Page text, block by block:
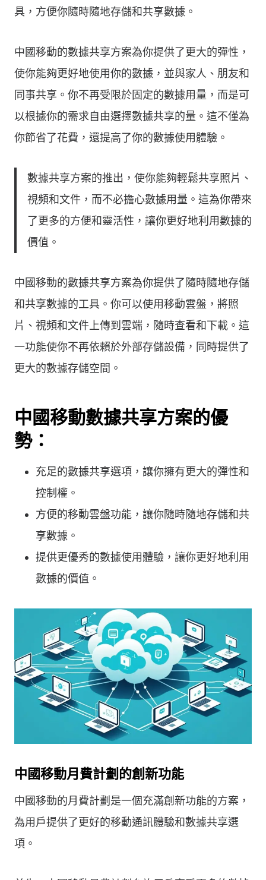
具，方便你隨時隨地存儲和共享數據。
中國移動的數據共享方案為你提供了更大的彈性，
使你能夠更好地使用你的數據，並與家人、朋友和
同事共享。你不再受限於固定的數據用量，而是可
以根據你的需求自由選擇數據共享的量。這不僅為
你節省了花費，還提高了你的數據使用體驗。
數據共享方案的推出，使你能夠輕鬆共享照片、
視頻和文件，而不必擔心數據用量。這為你帶來
了更多的方便和靈活性，讓你更好地利用數據的
價值。
中國移動的數據共享方案為你提供了隨時隨地存儲
和共享數據的工具。你可以使用移動雲盤，將照
片、視頻和文件上傳到雲端，隨時查看和下載。這
一功能使你不再依賴於外部存儲設備，同時提供了
更大的數據存儲空間。
中國移動數據共享方案的優
勢：
充足的數據共享選項，讓你擁有更大的彈性和
控制權。
方便的移動雲盤功能，讓你隨時隨地存儲和共
享數據。
提供更優秀的數據使用體驗，讓你更好地利用
數據的價值。
中國移動月費計劃的創新功能
中國移動的月費計劃是一個充滿創新功能的方案，
為用戶提供了更好的移動通訊體驗和數據共享選
項。